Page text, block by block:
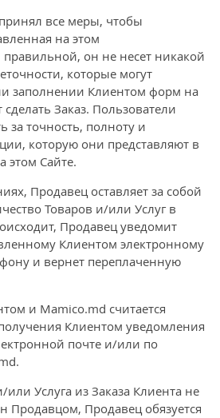
все меры, чтобы
на этом
он не несет никакой
которые могут
заполнении Клиентом форм на
сделать Заказ. Пользователи
за точность, полноту и
которую они представляют в
этом Сайте.
Продавец оставляет за собой
Товаров и/или Услуг в
Продавец уведомит
Клиентом электронному
и вернет переплаченную
и Mamico.md считается
Клиентом уведомления
почте и/или по
или Услуга из Заказа Клиента не
Продавцом, Продавец обязуется